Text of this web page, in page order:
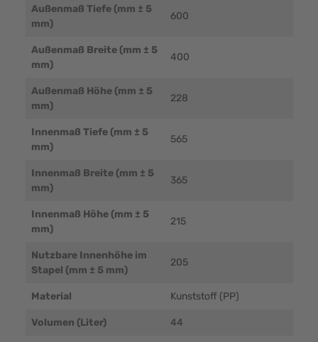
Außenmaß Tiefe (mm ± 5
mm)
600
Außenmaß Breite (mm ± 5
mm)
400
Außenmaß Höhe (mm ± 5
mm)
228
Innenmaß Tiefe (mm ± 5
mm)
565
Innenmaß Breite (mm ± 5
mm)
365
Innenmaß Höhe (mm ± 5
mm)
215
Nutzbare Innenhöhe im
Stapel (mm ± 5 mm)
205
Material Kunststoff (PP)
Volumen (Liter) 44